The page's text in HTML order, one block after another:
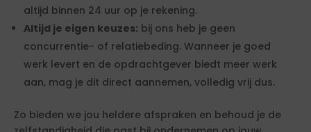
altijd binnen 24 uur op je rekening.
Altijd je eigen keuzes: bij ons heb je geen
concurrentie- of relatiebeding. Wanneer je goed
werk levert en de opdrachtgever biedt meer werk
aan, mag je dit direct aannemen, volledig vrij dus.
Zo bieden we jou heldere afspraken en behoud je de